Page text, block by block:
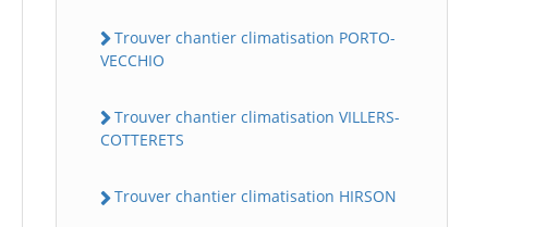
Trouver chantier climatisation PORTO-
VECCHIO
Trouver chantier climatisation VILLERS-
COTTERETS
Trouver chantier climatisation HIRSON